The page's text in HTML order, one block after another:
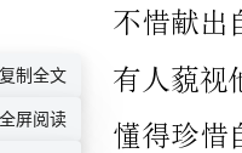
复制全文
全屏阅读